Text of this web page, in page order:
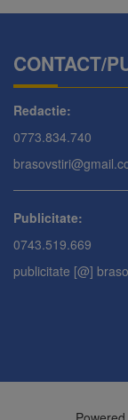
CONTACT/
Redactie:
0773.834.740
Publicitate:
0743.519.669
publicitate [@]